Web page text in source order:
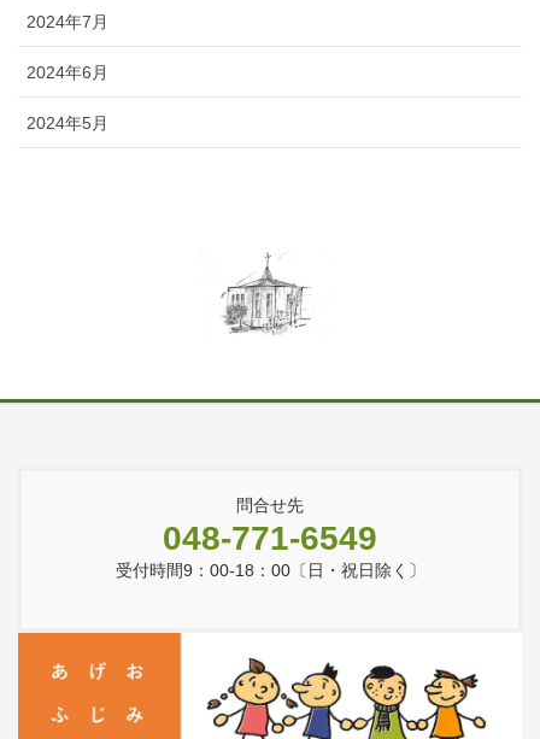
2024年7月
2024年6月
2024年5月
問合せ先
048-771-6549
受付時間9：00-18：00〔日・祝日除く〕